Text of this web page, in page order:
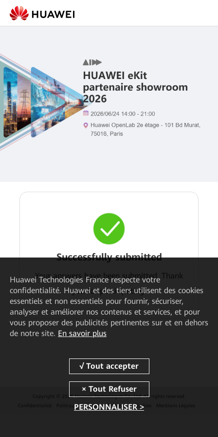
Successfully submitted
Your answers have been submitted. Thank
you for participating.
Copyright © 2026 Huawei Technologies Co., Ltd. All rights reserved.
Confidentialité
Politique de Cookies Préférences Cookies Mentions Légales
Huawei Technologies Francerespecte votre
confidentialité. Huawei et des tiers utilisent des cookies
essentiels et non essentiels pour fournir, sécuriser,
analyser et améliorer nos contenus et services, et pour
vous proposer des publicités pertinentes sur et en dehors
de notre site. En savoir plus
PERSONNALISER >